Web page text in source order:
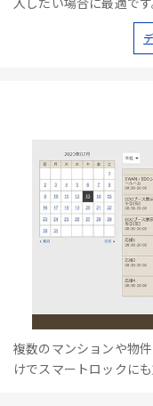
複数のマンションや物
けでスマートロックにも